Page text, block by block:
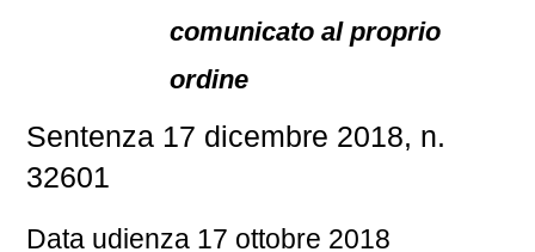
comunicato al proprio
ordine
Sentenza 17 dicembre 2018, n.
32601
Data udienza 17 ottobre 2018